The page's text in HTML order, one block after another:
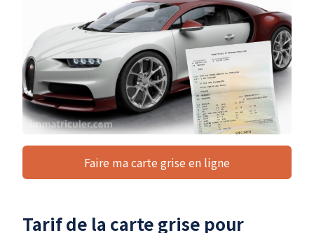
Faire ma carte grise en ligne
Tarif de la carte grise pour